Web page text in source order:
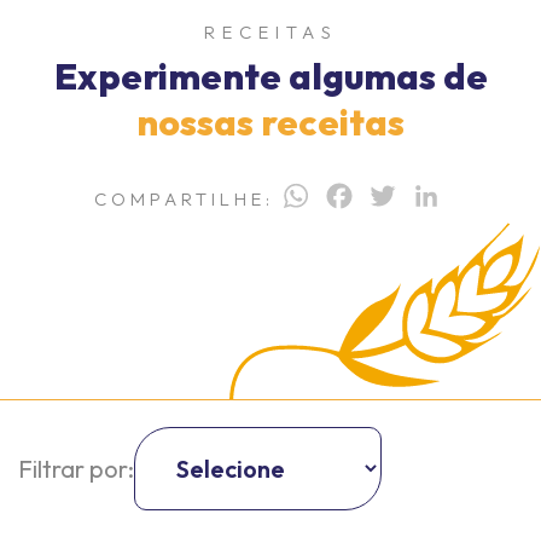
RECEITAS
Experimente algumas de
nossas receitas
COMPARTILHE: WhatsApp
Facebook
Twitter
Filtrar por: